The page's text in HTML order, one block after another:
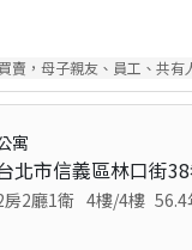
賣，母子親友、員工、共有
寓
北市信義區林口街
房2廳1衛 4樓/4樓 56.4